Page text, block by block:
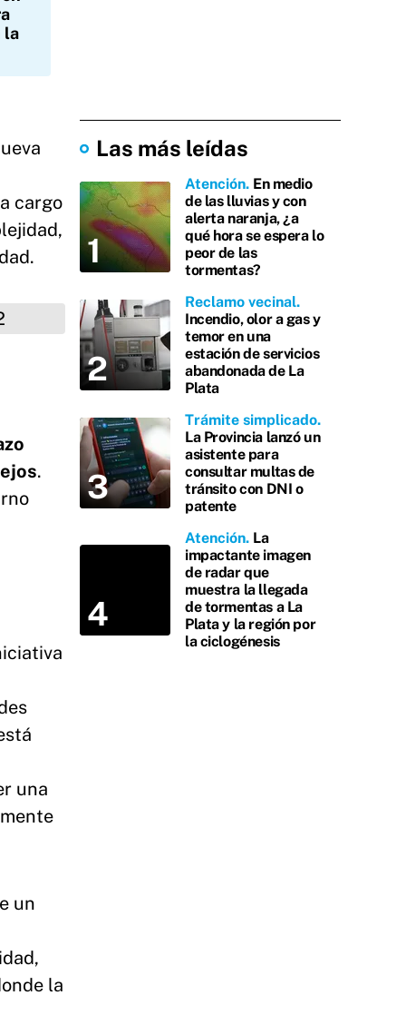
la
cargo
.
una
un
la
Las más leídas
Atención En medio
de las lluvias y con
alerta naranja, ¿a
qué hora se espera lo
peor de las
tormentas?
Reclamo vecinal
Incendio, olor a gas y
temor en una
estación de servicios
abandonada de La
Plata
Trámite simplicado
La Provincia lanzó un
asistente para
consultar multas de
tránsito con DNI o
patente
Atención La
impactante imagen
de radar que
muestra la llegada
de tormentas a La
Plata y la región por
la ciclogénesis